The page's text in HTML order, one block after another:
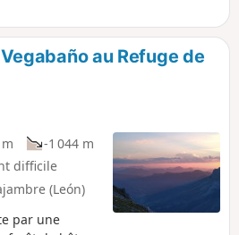
n'est pas
le Camino de
beaucoup plus
aucune difficultéau Refuge de
-1 044 m
difficile
(León)
par une